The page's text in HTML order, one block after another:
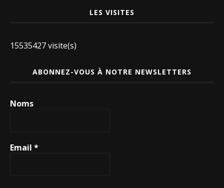
LES VISITES
15535427 visite(s)
ABONNEZ-VOUS À NOTRE NEWSLETTERS
Noms
Email *